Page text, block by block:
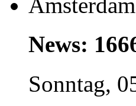
News:
Sonntag,